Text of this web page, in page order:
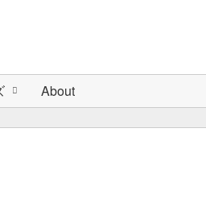
About